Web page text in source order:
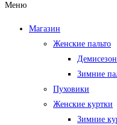
Меню
Магазин
Женские пальто
Зимние
Пуховики
Женские куртки
Зимние